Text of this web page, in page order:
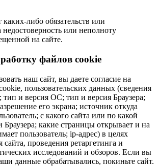
каких-либо обязательств или
недостоверность или неполноту
на сайте.
файлов cookie
наш сайт, вы даете согласие на
пользовательских данных (сведения
и версия ОС; тип и версия Браузера;
его экрана; источник откуда
с какого сайта или по какой
какие страницы открывает и на
пользователь; ip-адрес) в целях
проведения ретаргетинга и
исследований и обзоров. Если вы
данные обрабатывались, покиньте сайт.